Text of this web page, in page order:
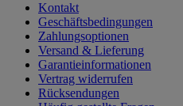
Kontakt
Geschäftsbedingungen
Zahlungsoptionen
Versand & Lieferung
Garantieinformationen
Vertrag widerrufen
Rücksendungen